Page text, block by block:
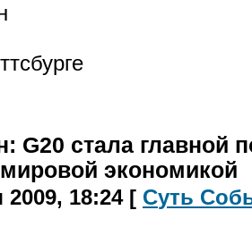
G20 стала главной
экономикой
2009, 18:24 [ Суть Соб